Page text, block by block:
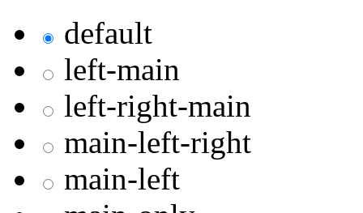
default
left-main
left-right-main
main-left-right
main-left